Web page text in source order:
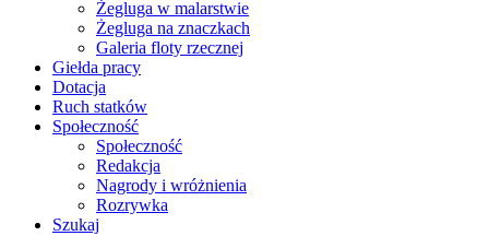
Żegluga w malarstwie
Żegluga na znaczkach
Galeria floty rzecznej
Giełda pracy
Dotacja
Ruch statków
Społeczność
Społeczność
Redakcja
Nagrody i wróżnienia
Rozrywka
Szukaj